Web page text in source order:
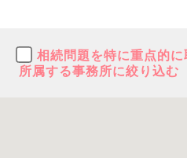
相続問題を特に重点的
所属する事務所に絞り込む